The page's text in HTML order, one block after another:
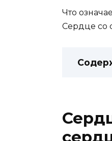
Что
Сердце со